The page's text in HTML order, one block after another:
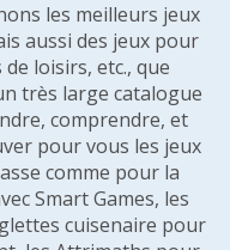
les meilleurs jeux
aussi des jeux pour
loisirs, etc., que
très large catalogue
comprendre, et
pour vous les jeux
comme pour la
Smart Games, les
cuisenaire pour